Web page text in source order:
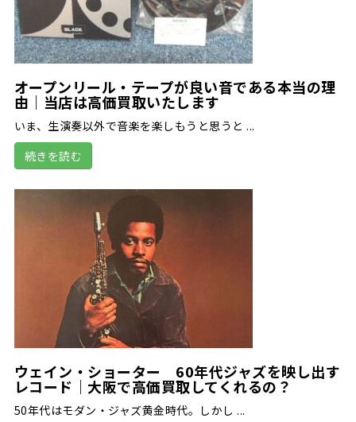
オープンリール・テープが良い音である本当の理
由｜当店は高価買取いたします
いま、生演奏以外で音楽を楽しもうと思うと ...
続きを読む
ウェイン・ショーター 60年代ジャズを映し出す
レコード｜大阪で高価買取してくれるの？
50年代はモダン・ジャズ黄金時代。しかし ...